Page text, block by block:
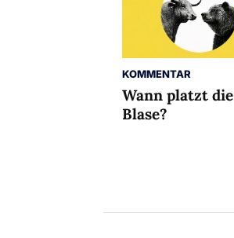
KOMMENTAR
Wann platzt die
Blase?